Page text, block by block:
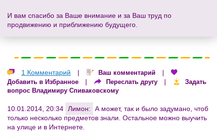
И вам спасибо за Ваше внимание и за Ваш труд по
продвижению и приближению будущего.
1 Комментарий | Ваш комментарий |
Добавить в Избранное | Переслать другу |
Задать
вопрос Владимиру Спиваковскому
10.01.2014, 20:34 Лимон:
А может, так и было задумано, чтоб
только несколько предметов знали. Остальное можно выучить
на улице и в Интернете.